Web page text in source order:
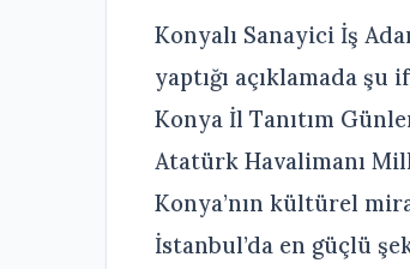
Konyalı Sanayici İş
yaptığı açıklamada
Konya İl Tanıtım
Atatürk Havalimanı
Konya’nın kültürel
İstanbul’da en güçlü